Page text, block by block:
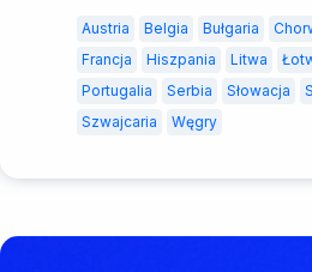
Austria Belgia Bułgaria
Francja
Hiszpania Litwa
Portugalia
Serbia Słowacja
Szwajcaria
Węgry